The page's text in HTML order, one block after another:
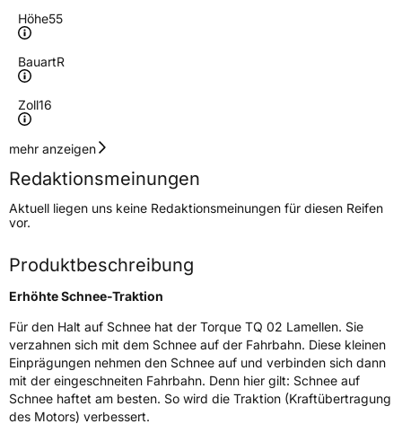
Höhe55
BauartR
Zoll16
Geschwindigkeitsindex
Höchstgeschwindigkeit
210 km/h
Lastindex91
Höchstlast615 kg
Gewicht (in kg)
9 kg
Generelle Merkmale
Fahrzeugtyp PKW
VerwendungWinterreifen
ModellnameTQ 022
mehr anzeigen
Redaktionsmeinungen
Aktuell liegen uns keine Redaktionsmeinungen für diesen Reifen
vor.
Produktbeschreibung
Erhöhte Schnee-Traktion
Für den Halt auf Schnee hat der Torque TQ 02 Lamellen. Sie
verzahnen sich mit dem Schnee auf der Fahrbahn. Diese kleinen
Einprägungen nehmen den Schnee auf und verbinden sich dann
mit der eingeschneiten Fahrbahn. Denn hier gilt: Schnee auf
Schnee haftet am besten. So wird die Traktion (Kraftübertragung
des Motors) verbessert.